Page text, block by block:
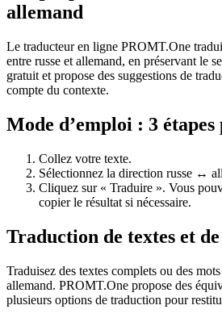
allemand
Le traducteur en ligne PROMT.One
entre russe et allemand, en préservant le
gratuit et propose des suggestions de
compte du contexte.
Mode d’emploi : 3
Collez votre texte.
Sélectionnez la direction russe ↔
Cliquez sur « Traduire ». Vous
copier le résultat si nécessaire.
Traduction de textes et
Traduisez des textes complets ou des
allemand. PROMT.One propose des
plusieurs options de traduction pour